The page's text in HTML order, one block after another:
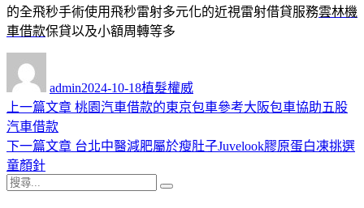
的全飛秒手術使用飛秒雷射多元化的近視雷射借貸服務雲林機
車借款保貸以及小額周轉等多
admin佈
日
2024-10-18類
植髮權威
文
章
導
覽
上一篇文章 上
篇
桃園汽車借款的東京包車參考大阪包車協助五股
汽車借款
下一篇文章 下
台北中醫減肥屬於瘦肚子Juvelook膠原蛋白凍挑選
童顏針
搜